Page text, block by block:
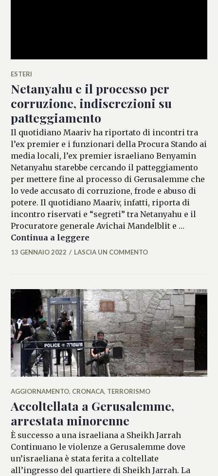
ESTERI
Netanyahu e il processo per
corruzione, indiscrezioni su
patteggiamento
Il quotidiano Maariv ha riportato di incontri tra
l’ex premier e i funzionari della Procura Stando ai
media locali, l’ex premier israeliano Benyamin
Netanyahu starebbe cercando il patteggiamento
per mettere fine al processo di Gerusalemme che
lo vede accusato di corruzione, frode e abuso di
potere. Il quotidiano Maariv, infatti, riporta di
incontro riservati e “segreti” tra Netanyahu e il
Procuratore generale Avichai Mandelblit e …
Continua a leggere
ALESSIA
13 GENNAIO 2022 LASCIA UN COMMENTO
AGGIORNAMENTO, CRONACA, TERRORISMO
Accoltellata a Gerusalemme,
arrestata minorenne
È successo a una israeliana a Sheikh Jarrah
Continuano le violenze a Gerusalemme dove
un’israeliana è stata ferita a coltellate
all’ingresso del quartiere di Sheikh Jarrah. La